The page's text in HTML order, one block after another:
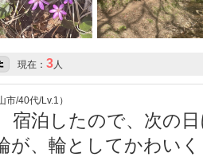
現在： 3 人
/40代/Lv.1）
宿泊したので、次の
が、輪としてかわい